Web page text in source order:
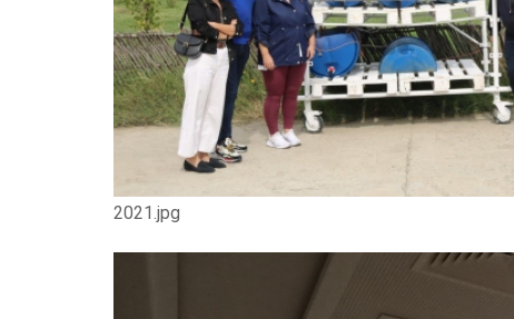
2021.jpg